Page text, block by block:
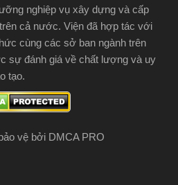
nghiệp vụ xây dựng và cấp
cả nước. Viện đã hợp tác với
cùng các sở ban ngành trên
sự đánh giá về chất lượng và uy
tạo.
vệ bởi DMCA PRO